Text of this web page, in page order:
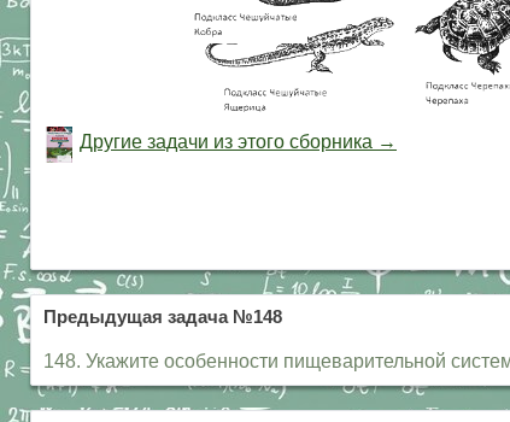
Другие задачи из этого сборника →
Предыдущая задача №148
148. Укажите особенности пищеварительной